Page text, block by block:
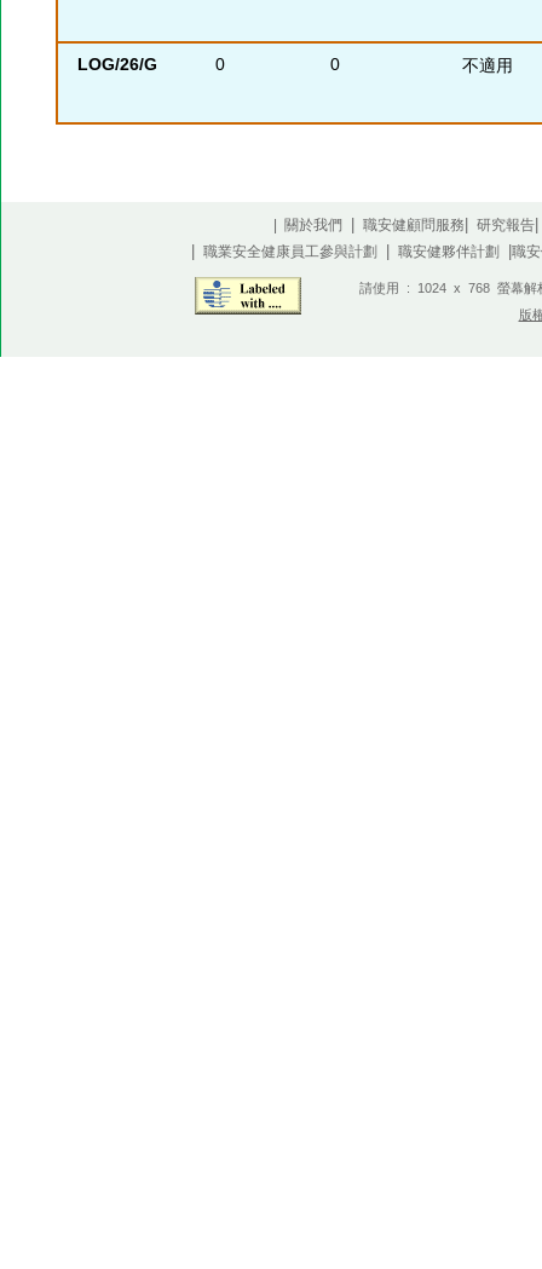
LOG/26/G 0 0 不適用
| 關於我們| 職安健顧問服務 研究報告
職業安全健康員工參與計劃 職安健夥伴計劃 職
請使用 : 1024 x 768 螢幕解
版